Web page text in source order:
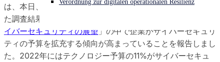
Verordnung zur digitalen operationalen Resilienz
は、本日、Tech Research Asia（TRA）の協力の下で実施し
た調査結果をまとめた「
イバーセキュリティの展望 」の中で企業がサイバーセキュリ
ティの予算を拡充する傾向が高まっていることを報告しまし
た。2022年にはテクノロジー予算の11%がサイバーセキュ